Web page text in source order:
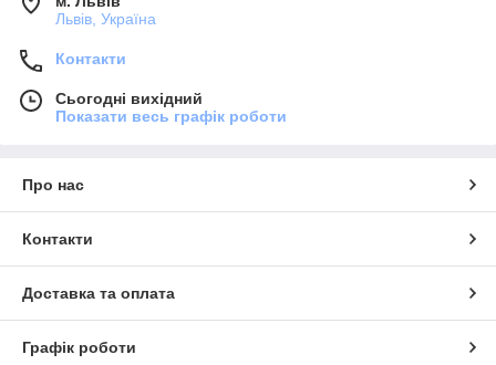
Львів, Україна
Контакти
Сьогодні вихідний
Показати весь графік роботи
Про нас
Контакти
Доставка та оплата
Графік роботи